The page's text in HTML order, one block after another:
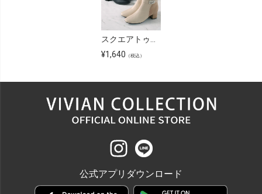
¥1,640 （税込）
公式アプリダウンロード